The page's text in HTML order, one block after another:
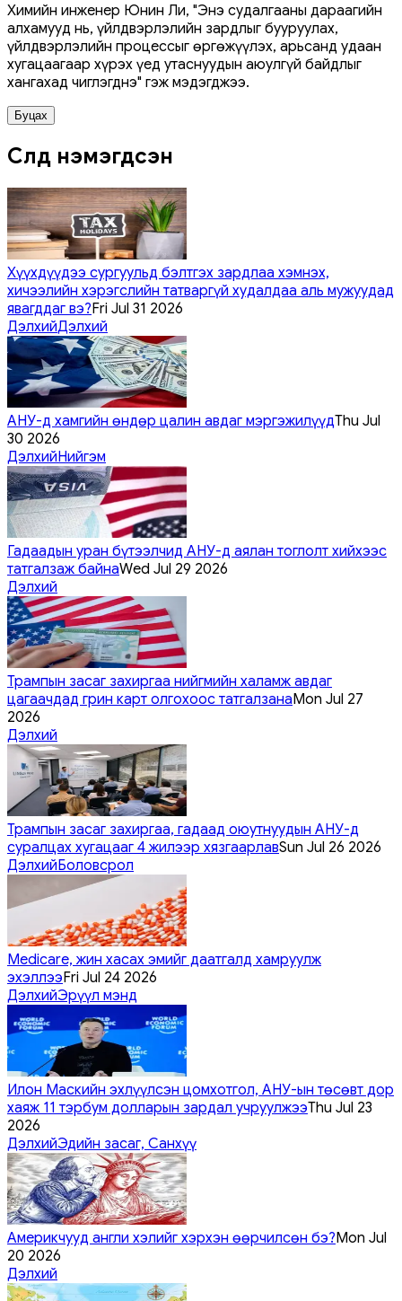
Химийн инженер Юнин Ли, "Энэ судалгааны дараагийн
алхамууд нь, үйлдвэрлэлийн зардлыг бууруулах,
үйлдвэрлэлийн процессыг өргөжүүлэх, арьсанд удаан
хугацаагаар хүрэх үед утаснуудын аюулгүй байдлыг
хангахад чиглэгднэ" гэж мэдэгджээ.
Буцах
Сүүлд нэмэгдсэн
Хүүхдүүдээ сургуульд бэлтгэх зардлаа хэмнэх,
хичээлийн хэрэгслийн татваргүй худалдаа аль мужуудад
явагддаг вэ?Fri Jul 31 2026
ДэлхийДэлхий
АНУ-д хамгийн өндөр цалин авдаг мэргэжилүүдThu Jul
30 2026
ДэлхийНийгэм
Гадаадын уран бүтээлчид АНУ-д аялан тоглолт хийхээс
татгалзаж байнаWed Jul 29 2026
Дэлхий
Трампын засаг захиргаа нийгмийн халамж авдаг
цагаачдад грин карт олгохоос татгалзанаMon Jul 27
2026
Дэлхий
Трампын засаг захиргаа, гадаад оюутнуудын АНУ-д
суралцах хугацааг 4 жилээр хязгаарлавSun Jul 26 2026
ДэлхийБоловсрол
Medicare, жин хасах эмийг даатгалд хамруулж
эхэллээFri Jul 24 2026
ДэлхийЭрүүл мэнд
Илон Маскийн эхлүүлсэн цомхотгол, АНУ-ын төсөвт дор
хаяж 11 тэрбум долларын зардал учруулжээThu Jul 23
2026
ДэлхийЭдийн засаг, Санхүү
Америкчууд англи хэлийг хэрхэн өөрчилсөн бэ?Mon Jul
20 2026
Дэлхий